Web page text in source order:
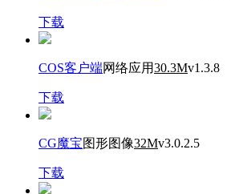
下载
COS客户端网络应用30.3Mv1.3.8
下载
CG魔宝图形图像32Mv3.0.2.5
下载